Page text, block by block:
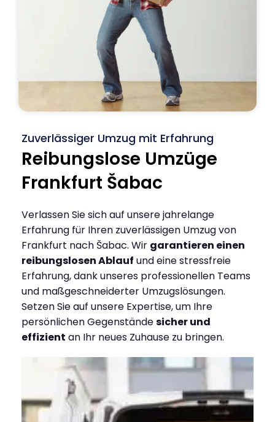
Zuverlässiger Umzug mit Erfahrung
Reibungslose Umzüge
Frankfurt Šabac
Verlassen Sie sich auf unsere jahrelange
Erfahrung für Ihren zuverlässigen Umzug von
Frankfurt nach Šabac. Wir garantieren einen
reibungslosen Ablauf und eine stressfreie
Erfahrung, dank unseres professionellen Teams
und maßgeschneiderter Umzugslösungen.
Setzen Sie auf unsere Expertise, um Ihre
persönlichen Gegenständesicher und
effizient an Ihr neues Zuhause zu bringen.